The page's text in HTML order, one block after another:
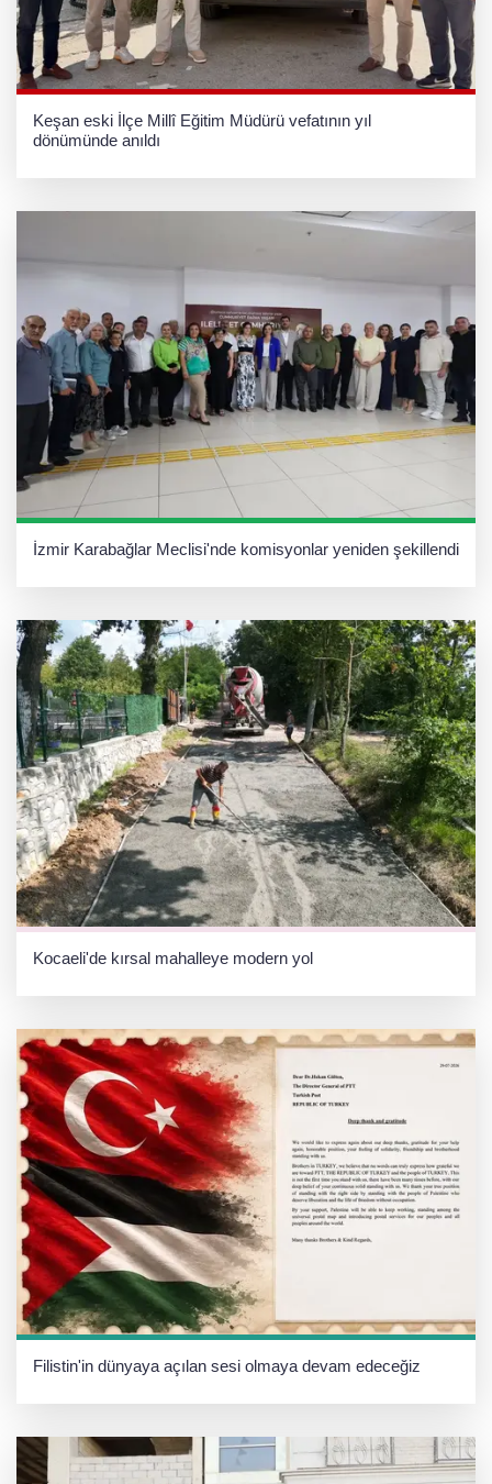
Keşan eski İlçe Millî Eğitim Müdürü vefatının yıl
dönümünde anıldı
İzmir Karabağlar Meclisi'nde komisyonlar yeniden şekillendi
Kocaeli'de kırsal mahalleye modern yol
Filistin'in dünyaya açılan sesi olmaya devam edeceğiz